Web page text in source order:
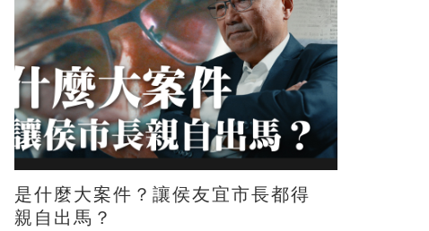
是什麼大案件？讓侯友宜市長都得
親自出馬？